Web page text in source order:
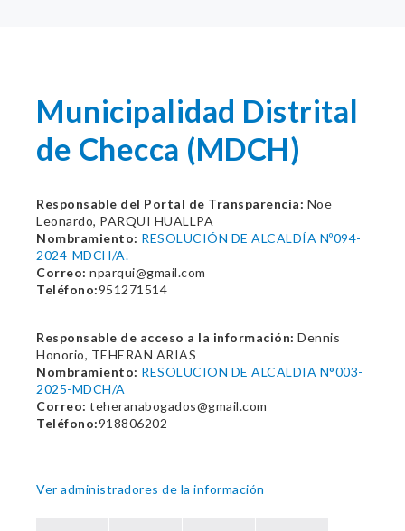
Municipalidad Distrital
de Checca (MDCH)
Responsable del Portal de Transparencia: Noe
Leonardo, PARQUI HUALLPA
Nombramiento: RESOLUCIÓN DE ALCALDÍA Nº094-
2024-MDCH/A.
Correo: nparqui@gmail.com
Teléfono:951271514
Responsable de acceso a la información: Dennis
Honorio, TEHERAN ARIAS
Nombramiento: RESOLUCION DE ALCALDIA N°003-
2025-MDCH/A
Correo: teheranabogados@gmail.com
Teléfono:918806202
Ver administradores de la información